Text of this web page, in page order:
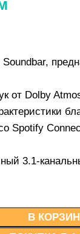
от Dolby
Spotify
3.1-
В